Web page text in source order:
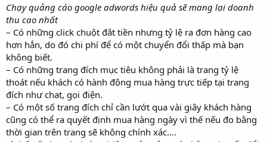
Chạy quảng cáo google adwords hiệu quả sẽ mang lại doanh
thu cao nhất
– Có những click chuột đắt tiền nhưng tỷ lệ ra đơn hàng cao
hơn hẳn, do đó chi phí để có một chuyển đổi thấp mà bạn
không biết.
– Có những trang đích mục tiêu không phải là trang tỷ lệ
thoát nếu khách có hành động mua hàng trực tiếp tại trang
đích như chat, gọi điện.
– Có một số trang đích chỉ cần lướt qua vài giây khách hàng
cũng có thể ra quyết định mua hàng ngày vì thế nếu đo bằng
thời gian trên trang sẽ không chính xác….